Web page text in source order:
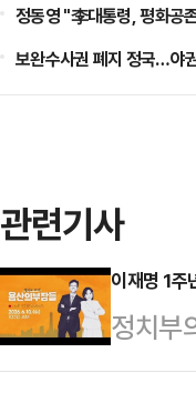
정동영 "李대통령, 평화공
보완수사권 폐지 정국…야
관련기사
이재명 1주
정치부
들 : 엠